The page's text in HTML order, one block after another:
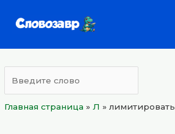
Главная страница » Л »лимитировать